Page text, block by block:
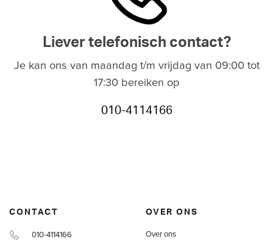
Liever telefonisch contact?
Je kan ons van maandag t/m vrijdag van 09:00 tot
17:30 bereiken op
010-4114166
CONTACT
010-4114166
OVER ONS
Over ons